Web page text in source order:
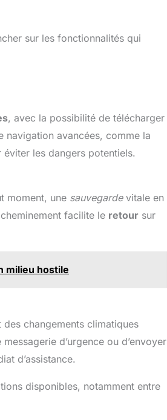
sur les fonctionnalités qui
, avec la possibilité de télécharger
navigation avancées, comme la
éviter les dangers potentiels.
moment, une sauvegardevitale en
facilite le retour sur
milieu hostile
changements climatiques
d’urgence ou d’envoyer
d’assistance.
disponibles, notamment entre